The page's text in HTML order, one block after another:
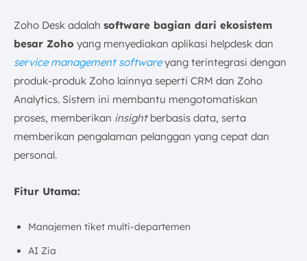
Zoho Desk adalah software bagian dari ekosistem
besar Zoho yang menyediakan aplikasi helpdesk dan
service management softwareyang terintegrasi dengan
produk-produk Zoho lainnya seperti CRM dan Zoho
Analytics. Sistem ini membantu mengotomatiskan
proses, memberikan insightberbasis data, serta
memberikan pengalaman pelanggan yang cepat dan
personal.
Fitur Utama:
Manajemen tiket multi-departemen
AI Zia